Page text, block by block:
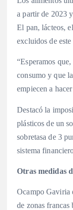
a partir de 2023
El pan, lácteos,
excluidos de
“Esperamos
consumo y que
empiecen a
Destacó la
plásticos de un
sobretasa de 3
sistema
Otras medidas
Ocampo Gaviria
de zonas francas